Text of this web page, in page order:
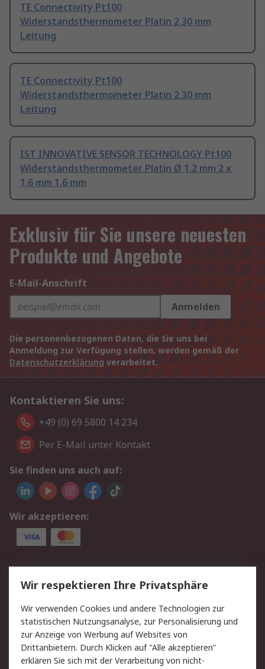
TE Connectivity Pt100
Widerstandsthermometer Platin 2 30 mm
Leitung
TE Connectivity Pt100
Widerstandsthermometer Platin 2 30 mm
Leitung
IST INNOVATIVE SENSOR TECHNOLOGY Pt100
Widerstandsthermometer Platin Ø 1.2 mm 2 x
1.6 mm 1.6 mm
Exklusiv für Sie unsere neuesten
Produkte und Angebote
E-Mail-Anschrift
Anmelden
Die personenbezogenen Daten, die Sie uns bei
Anmeldung zur Verfügung stellen, werden gemäß der
Datenschutzerklärung verarbeitet.
Kontaktieren Sie uns:
+49 (0) 69 5800 14 234
Per E-Mail unter Kontakt
Sie finden uns auch auf:
Wir akzeptieren:
Service
Value Added Services
Lieferlösungen
Rücksendungen
Kontakt
Hilfe
Privatkunden
Rechtliches
Wir respektieren Ihre Privatsphäre
Wir verwenden Cookies und andere Technologien zur
statistischen Nutzungsanalyse, zur Personalisierung und
zur Anzeige von Werbung auf Websites von
Drittanbietern. Durch Klicken auf "Alle akzeptieren"
erklären Sie sich mit der Verarbeitung von nicht-